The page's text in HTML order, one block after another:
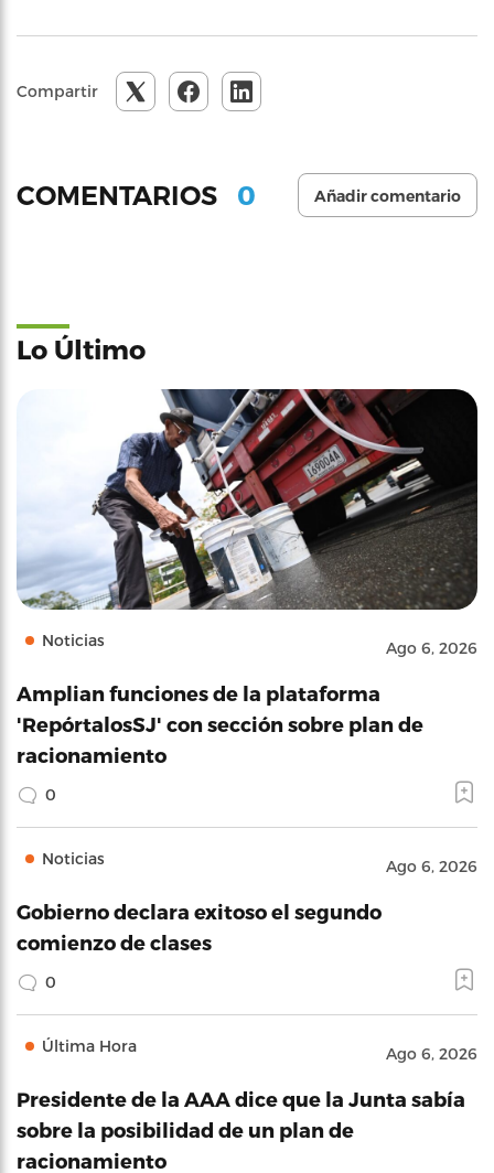
Compartir
COMENTARIOS 0 Añadir comentario
Lo Último
Noticias Ago 6, 2026
Amplian funciones de la plataforma
'RepórtalosSJ' con sección sobre plan de
racionamiento
0
Noticias Ago 6, 2026
Gobierno declara exitoso el segundo
comienzo de clases
0
Última Hora Ago 6, 2026
Presidente de la AAA dice que la Junta sabía
sobre la posibilidad de un plan de
racionamiento